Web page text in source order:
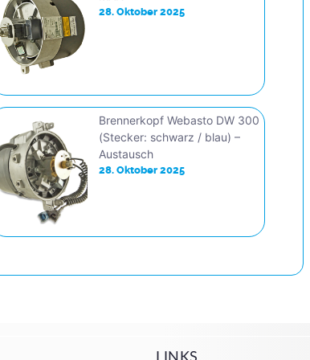
28. Oktober 2025
Brennerkopf Webasto DW 300
(Stecker: schwarz / blau) –
Austausch
28. Oktober 2025